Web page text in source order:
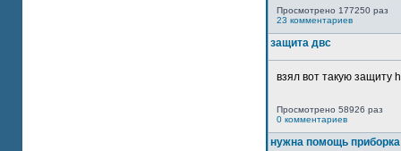
Просмотрено 177250 раз
23 комментариев
защита двс
взял вот такую защиту
Просмотрено 58926 раз
0 комментариев
нужна помощь